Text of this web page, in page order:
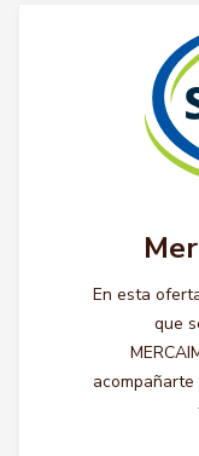
En esta
que